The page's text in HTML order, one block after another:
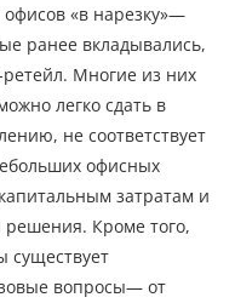
«в нарезку»—
ранее вкладывались,
Многие из них
легко сдать в
не соответствует
офисных
затратам и
решения. Кроме того,
существует
вопросы— от